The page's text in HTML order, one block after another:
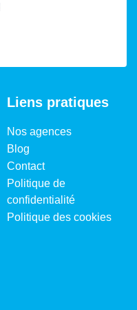
Liens pratiques
Nos agences
Blog
Contact
Politique de
confidentialité
Politique des cookies